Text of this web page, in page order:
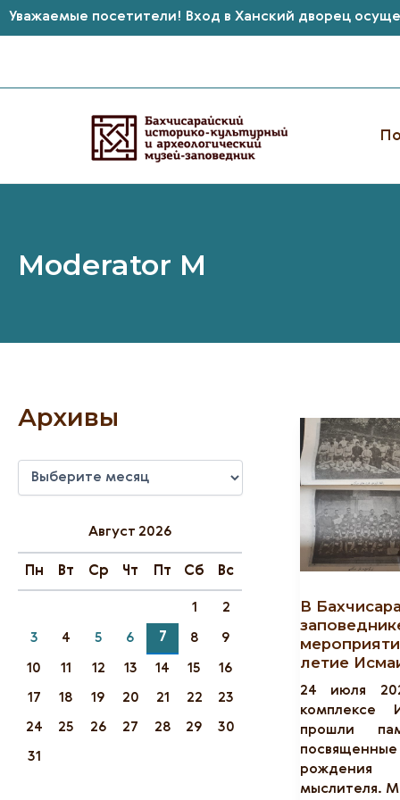
Уважаемые посетители! Вход в Ханский дворец
Moderator M
Архивы
Ы
Август 2026
Пн Вт Ср Чт Пт Сб Вс
1 2
3 4 5 6 7 8 9
10 11 12 13 14 15 16
17 18 19 20 21 22 23
24 25 26 27 28 29 30
31
В
летие
24 июля
комплексе
прошли
рождения
мыслителя.